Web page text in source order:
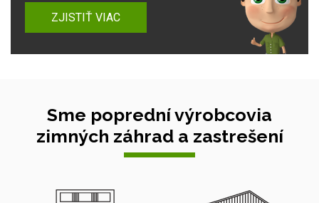
ZJISTIŤ VIAC
Sme poprední výrobcovia
zimných záhrad a zastrešení